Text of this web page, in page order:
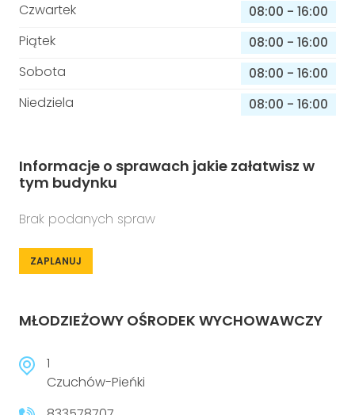
Czwartek
08:00 - 16:00
Piątek
08:00 - 16:00
Sobota
08:00 - 16:00
Niedziela
08:00 - 16:00
Informacje o sprawach jakie załatwisz w
tym budynku
Brak podanych spraw
ZAPLANUJ
MŁODZIEŻOWY OŚRODEK WYCHOWAWCZY
1
Czuchów-Pieńki